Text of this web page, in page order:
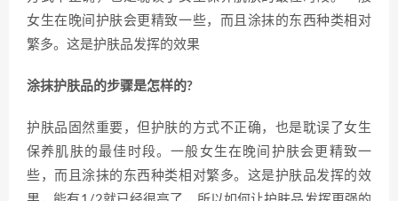
女生在晚间护肤会更精致一些，而且涂抹的东西种类相对
繁多。这是护肤品发挥的效果
涂抹护肤品的步骤是怎样的?
护肤品固然重要，但护肤的方式不正确，也是耽误了女生
保养肌肤的最佳时段。一般女生在晚间护肤会更精致一
些，而且涂抹的东西种类相对繁多。这是护肤品发挥的效